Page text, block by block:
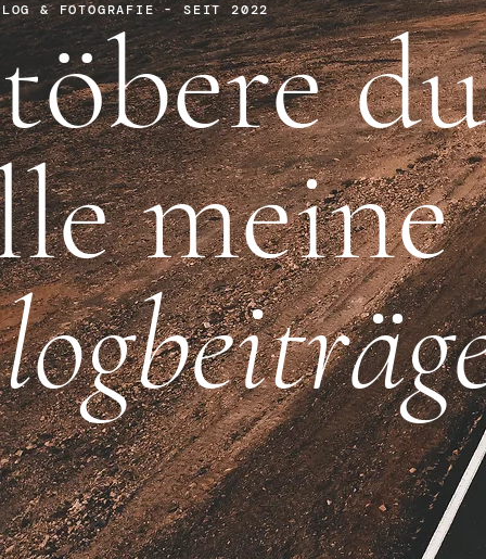
& FOTOGRAFIE - SEIT 2022
meine